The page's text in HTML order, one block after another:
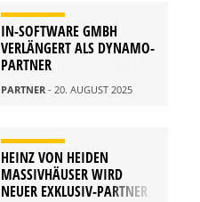
IN-SOFTWARE GMBH
VERLÄNGERT ALS DYNAMO-
PARTNER
PARTNER - 20. AUGUST 2025
HEINZ VON HEIDEN
MASSIVHÄUSER WIRD
NEUER EXKLUSIV-PARTNER